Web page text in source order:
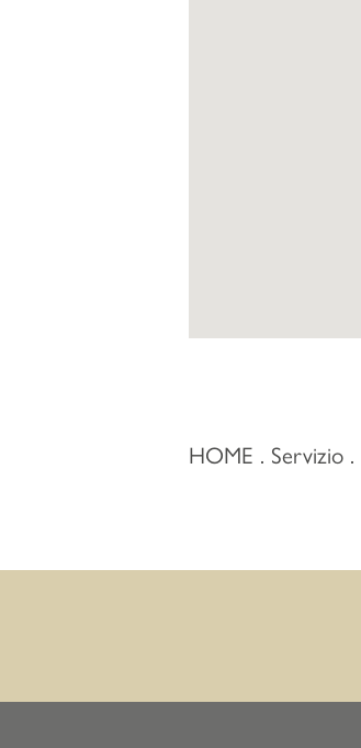
HOME Servizio